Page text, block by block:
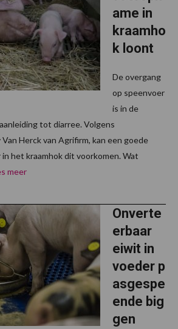
ame in
kraamho
k loont
De overgang
op speenvoer
is in de
tot diarree. Volgens
Herck van Agrifirm, kan een goede
het kraamhok dit voorkomen. Wat
meer
Onverte
erbaar
eiwit in
voeder p
asgespe
ende big
gen